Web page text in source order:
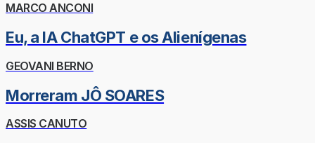
MARCO ANCONI
Eu, a IA ChatGPT e os Alienígenas
GEOVANI BERNO
Morreram JÔ SOARES
ASSIS CANUTO